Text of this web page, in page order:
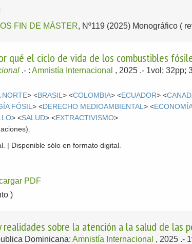
FIN DE MÁSTER, Nº119 (2025) Monográfico (
qué el ciclo de vida de los combustibles
.- :Amnistía Internacional , 2025 .- 1vol; 32pp;
NORTE> <BRASIL> <COLOMBIA> <ECUADOR> <
FÓSIL> <DERECHO MEDIOAMBIENTAL> <
> <SALUD> <EXTRACTIVISMO>
| Disponible sólo en formato digital.
PDF
)
sobre la atención a la salud de las
Dominicana:Amnistía Internacional , 2025 .-